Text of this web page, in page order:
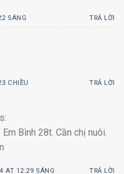
SÁNG TRẢ LỜI
CHIỀU TRẢ LỜI
Bình 28t. Cần chị nuôi.
AT 12:29 SÁNG TRẢ LỜI